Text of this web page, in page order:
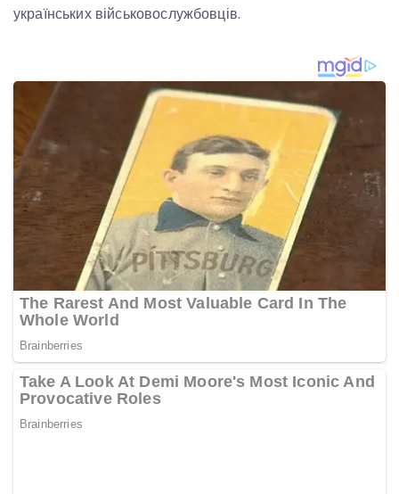
українських військовослужбовців.